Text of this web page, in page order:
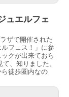
ュエルフェ
ザで開催された
ルフェス！」に参
クが出来ておら
、知りました。
徒歩圏内なの